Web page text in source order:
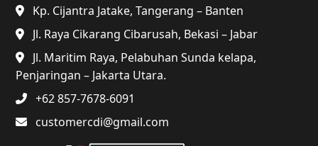
Kp. Cijantra Jatake, Tangerang – Banten
Jl. Raya Cikarang Cibarusah, Bekasi – Jabar
Jl. Maritim Raya, Pelabuhan Sunda kelapa,
Penjaringan – Jakarta Utara.
+62 857-7678-6091
customercdi@gmail.com